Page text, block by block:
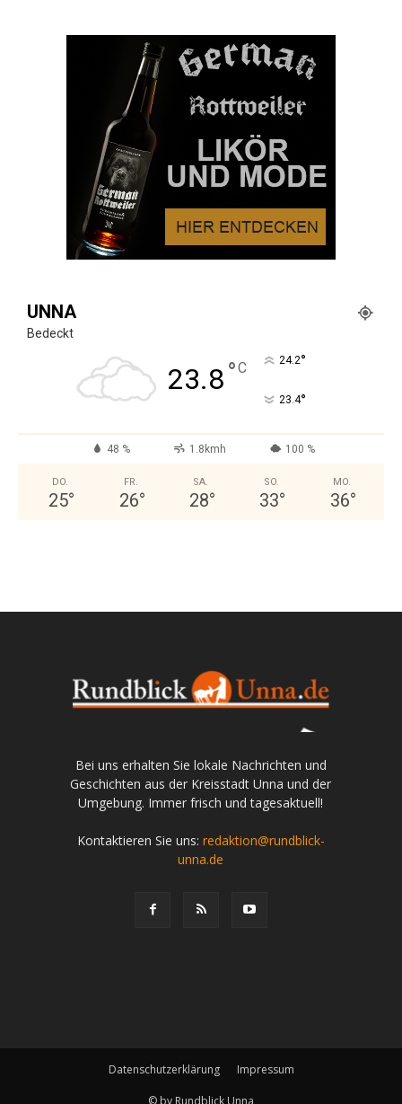
UNNA
Bedeckt
23.8°C 24.2°
23.4°
48 % 1.8kmh 100 %
DO.
25°
FR.
26°
SA.
28°
SO.
33°
MO.
36°
Bei uns erhalten Sie lokale Nachrichten und
Geschichten aus der Kreisstadt Unna und der
Umgebung. Immer frisch und tagesaktuell!
Kontaktieren Sie uns: redaktion@rundblick-
unna.de
Datenschutzerklärung Impressum
© by Rundblick Unna